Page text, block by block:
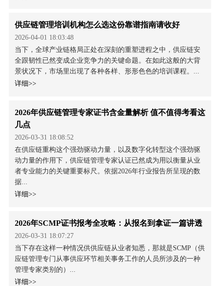
供应链管理培训机构怎么选这份靠谱指南请收好
2026-04-01 18:03:48
当下，全球产业链格局正处在深刻的重塑进程之中，供应链安
全跟韧性已然变成企业竞争力的关键命题。在如此这般的大背
景状况下，市场里出现了各种各样、形形色色的培训课程。...
详细>>
2026年供应链管理专家证书含金量解析 值不值得考看这
几点
2026-03-31 18:08:52
在供应链重构这个强劲驱动力量，以及数字化转型这个强劲驱
动力量的作用下，供应链管理专家认证已然成为用以衡量从业
者专业能力的关键重要标尺。依据2026年行业报告所呈现的数
据...
详细>>
2026年SCMP证书报考全攻略：从报名到拿证一篇讲透
2026-03-31 18:07:27
当下存在这样一种情况供供应链从业者知悉，那就是SCMP（供
应链管理专门从事供应环节相关事务工作的人员所涉及的一种
管理专家类别的）...
详细>>